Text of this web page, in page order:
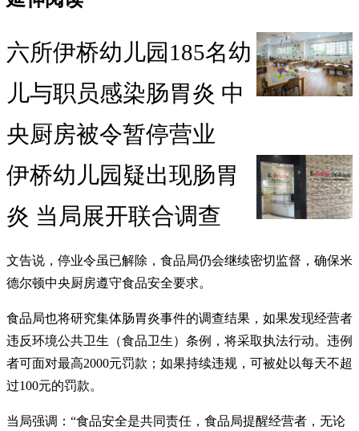
六所伊桥幼儿园185名幼
儿与职员感染肠胃炎 中
央厨房被令暂停营业
伊桥幼儿园疑出现肠胃
炎 当局展开联合调查
文告说，停业令虽已解除，食品局仍会继续密切监督，确保米
德尔顿中央厨房遵守食品安全要求。
食品局也将研究集体肠胃炎事件的调查结果，如果发现经营者
违反环境公共卫生（食品卫生）条例，将采取执法行动。违例
者可面对最高2000元罚款；如果持续违规，可被处以每天不超
过100元的罚款。
当局强调：“食品安全是共同责任，食品局提醒经营者，无论